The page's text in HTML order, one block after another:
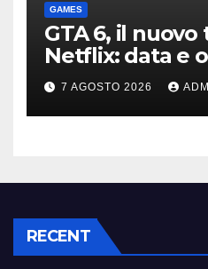
GAMES
GTA 6, il nuovo
Netflix: data e
la polemica
7 AGOSTO 2026
RECENT